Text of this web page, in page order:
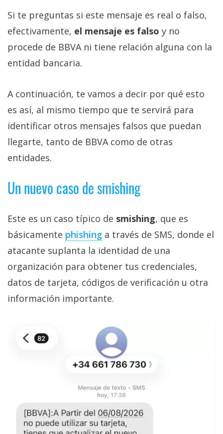
Si te preguntas si este mensaje es real o falso,
efectivamente, el mensaje es falso y no
procede de BBVA ni tiene relación alguna con la
entidad bancaria.
A continuación, te vamos a decir por qué esto
es así, al mismo tiempo que te servirá para
identificar otros mensajes falsos que puedan
llegarte, tanto de BBVA como de otras
entidades.
Un nuevo caso de smishing
Este es un caso típico de smishing, que es
básicamente phishing‎ a través de SMS, donde el
atacante suplanta la identidad de una
organización para obtener tus credenciales,
datos de tarjeta, códigos de verificación u otra
información importante.